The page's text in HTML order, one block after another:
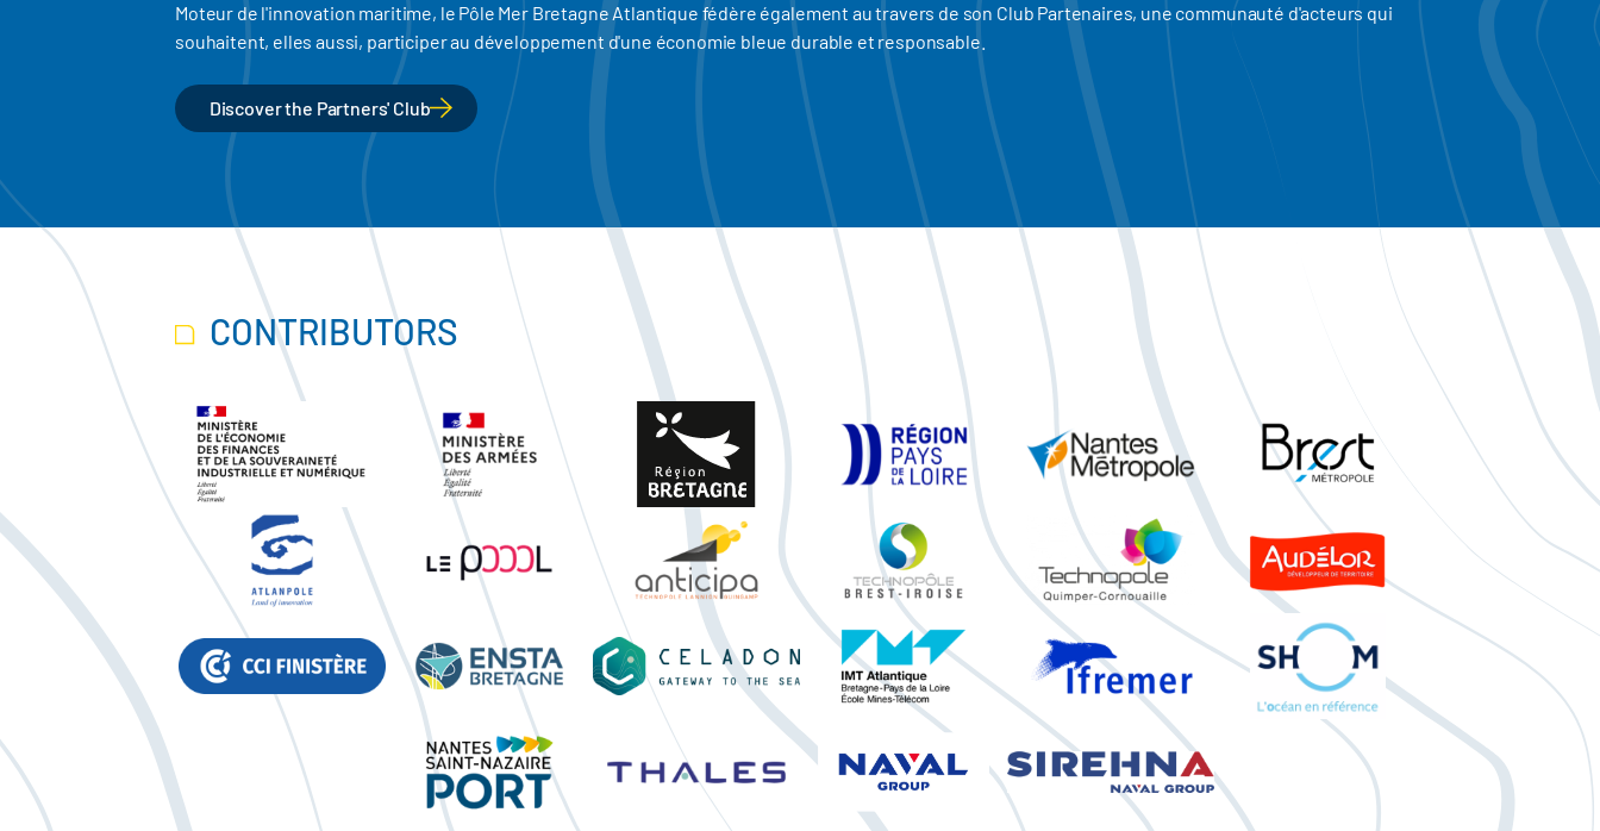
Moteur de l'innovation maritime, le Pôle Mer Bretagne Atlantique fédère également au travers de son Club Partenaires, une communauté d'acteurs qui
souhaitent, elles aussi, participer au développement d'une économie bleue durable et responsable.
Discover the Partners' Club
CONTRIBUTORS